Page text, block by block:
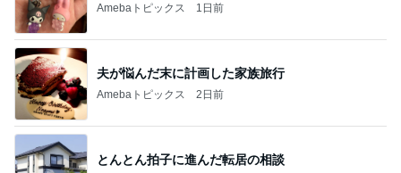
Amebaトピックス 1日前
夫が悩んだ末に計画した家族旅行
Amebaトピックス 2日前
とんとん拍子に進んだ転居の相談